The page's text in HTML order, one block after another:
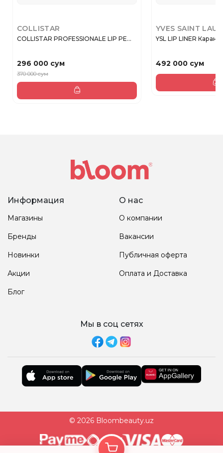
COLLISTAR
COLLISTAR PROFESSIONALE LIP PE...
296 000 сум
370 000 сум
YVES SAINT
YSL LIP LINER
492 000 сум
Информация
Магазины
Бренды
Новинки
Акции
Блог
О нас
О компании
Вакансии
Публичная оферта
Оплата и Доставка
Мы в соц сетях
© 2026 Bloombeauty.uz